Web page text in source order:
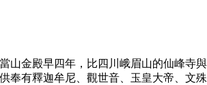
山金殿早四年，比四川峨眉山的仙峰寺
有釋迦牟尼、觀世音、玉皇大帝、文